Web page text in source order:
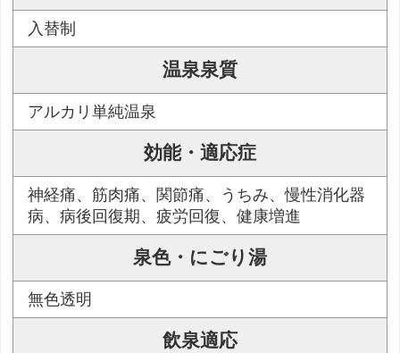
入替制
温泉泉質
アルカリ単純温泉
効能・適応症
神経痛、筋肉痛、関節痛、うちみ、慢性消化器
病、病後回復期、疲労回復、健康増進
泉色・にごり湯
無色透明
飲泉適応